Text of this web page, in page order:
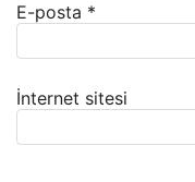
E-posta *
İnternet sitesi